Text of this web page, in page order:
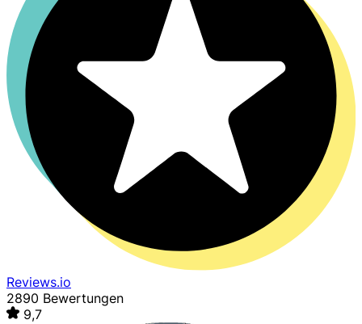
Reviews.io
2890 Bewertungen
9,7